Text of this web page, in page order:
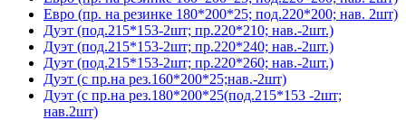
Евро (пр. на резинке 180*200*25; под.220*200; нав. 2шт)
Дуэт (под.215*153-2шт; пр.220*210; нав.-2шт.)
Дуэт (под.215*153-2шт; пр.220*240; нав.-2шт.)
Дуэт (под.215*153-2шт; пр.220*260; нав.-2шт.)
Дуэт (с пр.на рез.160*200*25;нав.-2шт)
Дуэт (с пр.на рез.180*200*25(под.215*153 -2шт;
нав.2шт)